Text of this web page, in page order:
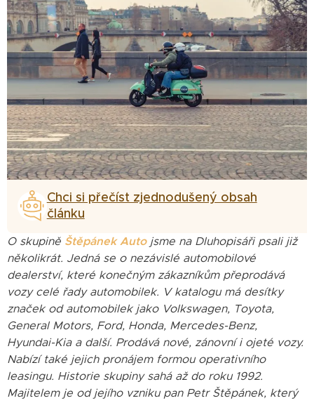
Chci si přečíst zjednodušený obsah
článku
O skupině Štěpánek Autojsme na Dluhopisáři psali již
několikrát. Jedná se o nezávislé automobilové
dealerství, které konečným zákazníkům přeprodává
vozy celé řady automobilek. V katalogu má desítky
značek od automobilek jako Volkswagen, Toyota,
General Motors, Ford, Honda, Mercedes-Benz,
Hyundai-Kia a další. Prodává nové, zánovní i ojeté vozy.
Nabízí také jejich pronájem formou operativního
leasingu. Historie skupiny sahá až do roku 1992.
Majitelem je od jejího vzniku pan Petr Štěpánek, který